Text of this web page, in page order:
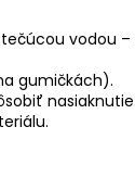
vodou
gumičkách).